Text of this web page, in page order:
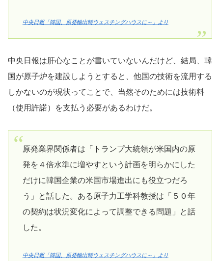
中央日報「韓国、原発輸出時ウェスチングハウスに～」より
中央日報は肝心なことが書いていないんだけど、結局、韓
国が原子炉を建設しようとすると、他国の技術を流用する
しかないのが現状ってことで、当然そのためには技術料
（使用許諾）を支払う必要があるわけだ。
原発業界関係者は「トランプ大統領が米国内の原
発を４倍水準に増やすという計画を明らかにした
だけに韓国企業の米国市場進出にも役立つだろ
う」と話した。ある原子力工学科教授は「５０年
の契約は状況変化によって調整できる問題」と話
した。
中央日報「韓国、原発輸出時ウェスチングハウスに～」より